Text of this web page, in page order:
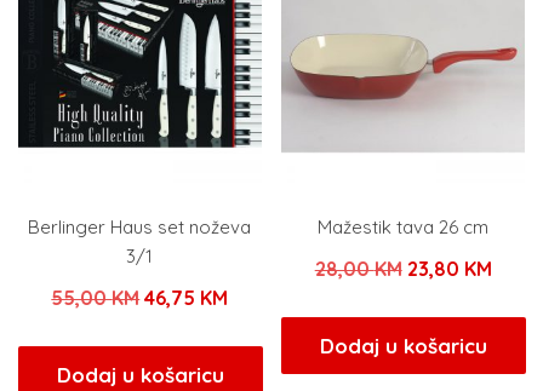
Berlinger Haus set noževa
3/1
55,00KMIzvorna
bila
46,75 KM
Dodaj u košaricu
Mažestik tava 26 cm
28,00KM Izvorna
bila
je:
23,80 KM
Dodaj u košaricu